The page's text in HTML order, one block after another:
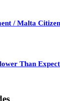
/ Malta
Than